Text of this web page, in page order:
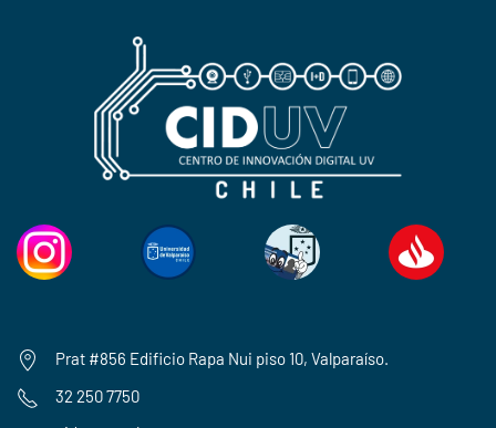
Prat #856 Edificio Rapa Nui piso 10, Valparaíso.
32 250 7750